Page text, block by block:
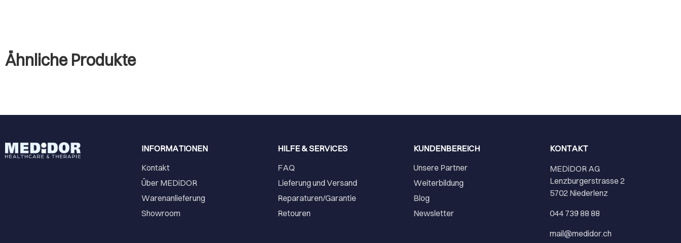
Ähnliche Produkte
INFORMATIONEN
Kontakt
Über MEDiDOR
Warenanlieferung
Showroom
HILFE & SERVICES
FAQ
Lieferung und Versand
Reparaturen/Garantie
Retouren
KUNDENBEREICH
Unsere Partner
Weiterbildung
Blog
Newsletter
KONTAKT
MEDiDOR AG
Lenzburgerstrasse 2
5702 Niederlenz
044 739 88 88
mail@medidor.ch